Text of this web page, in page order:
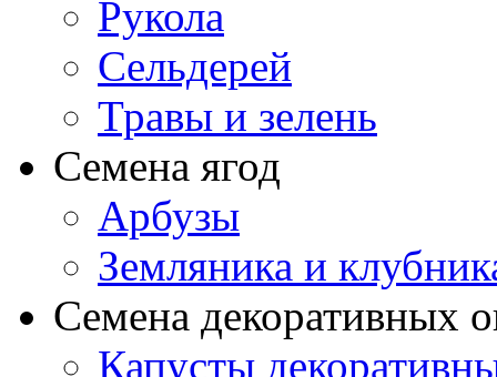
Рукола
Сельдерей
Травы и зелень
Семена ягод
Арбузы
Земляника и
Семена декоративных
Капусты